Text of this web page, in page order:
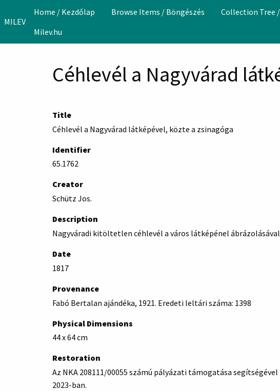
MILEV
Home / Kezdőlap Browse Items / Böngészés Collection Tree
Milev.hu
Céhlevél a Nagyvárad
Title
Céhlevél a Nagyvárad látképével, közte a zsinagóga
Identifier
65.1762
Creator
Schütz Jos.
Description
Nagyváradi kitöltetlen céhlevél a város látképénel
Date
1817
Provenance
Fabó Bertalan ajándéka, 1921. Eredeti leltári száma: 1398
Physical Dimensions
44 x 64 cm
Restoration
Az NKA 208111/00055 számú pályázati támogatása
2023-ban.